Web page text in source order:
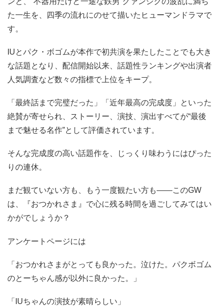
た一生を、四季の流れにのせて描いたヒューマンドラマで
す。
IUとパク・ボゴムが本作で初共演を果たしたことでも大き
な話題となり、配信開始以来、話題性ランキングや出演者
人気調査など数々の指標で上位をキープ。
「最終話まで完璧だった」「近年最高の完成度」といった
絶賛が寄せられ、ストーリー、演技、演出すべてが“最後
まで魅せる名作”として評価されています。
そんな完成度の高い話題作を、じっくり味わうにはぴった
りの連休。
まだ観ていない方も、もう一度観たい方も――このGW
は、『おつかれさま』で心に残る時間を過ごしてみてはい
かがでしょうか？
アンケートページには
「おつかれさまがとっても良かった。泣けた。パクボゴム
のとーちゃん感が以外に良かった。」
「IUちゃんの演技が素晴らしい」